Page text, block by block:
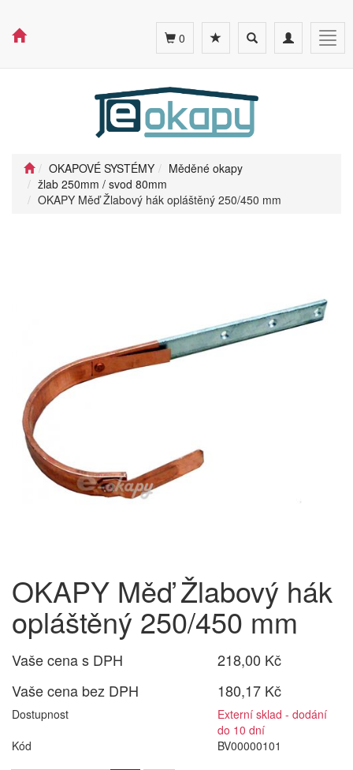
Toggle
navigation
Toggle
search
0
OKAPOVÉ SYSTÉMY
Měděné okapy
žlab 250mm / svod 80mm
OKAPY Měď Žlabový hák opláštěný 250/450 mm
OKAPY Měď Žlabový hák
opláštěný 250/450 mm
Vaše cena s DPH
218,00 Kč
Vaše cena bez DPH
180,17 Kč
Dostupnost
Externí sklad - dodání
do 10 dní
Kód
BV00000101